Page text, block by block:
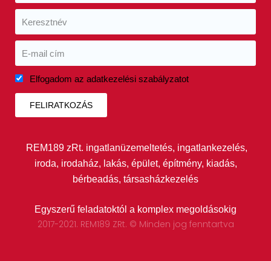
Elfogadom az adatkezelési szabályzatot
FELIRATKOZÁS
REM189 zRt. ingatlanüzemeltetés, ingatlankezelés,
iroda, irodaház, lakás, épület, építmény, kiadás,
bérbeadás, társasházkezelés
Egyszerű feladatoktól a komplex megoldásokig
2017-2021. REM189 ZRt. © Minden jog fenntartva